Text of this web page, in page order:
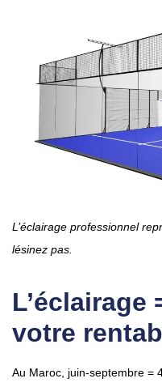
L’éclairage professionnel
lésinez pas.
L’éclairage
votre
Au Maroc, juin-septembre =